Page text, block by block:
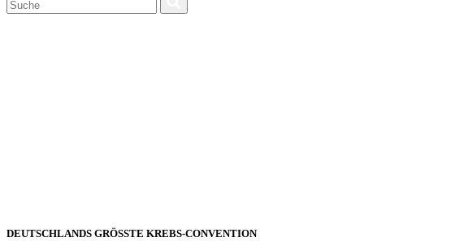
DEUTSCHLANDS GRÖSSTE KREBS‑CONVENTION